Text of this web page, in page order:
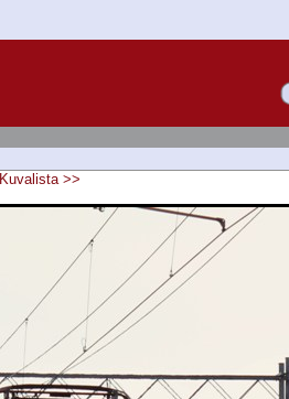
Kuvalista >>